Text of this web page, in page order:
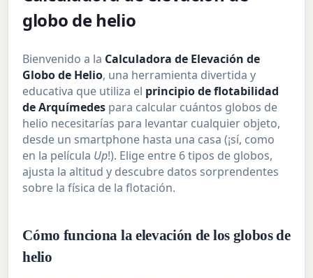
globo de helio
Bienvenido a la Calculadora de Elevación de
Globo de Helio, una herramienta divertida y
educativa que utiliza el principio de flotabilidad
de Arquímedes para calcular cuántos globos de
helio necesitarías para levantar cualquier objeto,
desde un smartphone hasta una casa (¡sí, como
en la película Up!). Elige entre 6 tipos de globos,
ajusta la altitud y descubre datos sorprendentes
sobre la física de la flotación.
Cómo funciona la elevación de los globos de
helio